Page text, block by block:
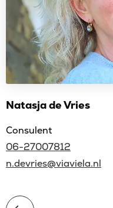
Natasja de Vries
Consulent
06-27007812
n.devries@viaviela.nl